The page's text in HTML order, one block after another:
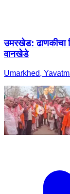
उमरखेड: ढाणकीचा
वानखेडे
Umarkhed,